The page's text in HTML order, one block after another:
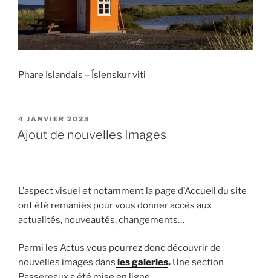
Phare Islandais – Íslenskur viti
PUBLIÉ
LE
4 JANVIER 2023
Ajout de nouvelles Images
L’aspect visuel et notamment la page d’Accueil du site
ont été remaniés pour vous donner accès aux
actualités, nouveautés, changements…
Parmi les Actus vous pourrez donc découvrir de
nouvelles images dans les galeries. Une section